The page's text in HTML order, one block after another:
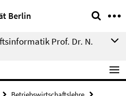
Berlin
Prof. Dr. N.